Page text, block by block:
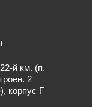
й км. (п.
2
корпус Г